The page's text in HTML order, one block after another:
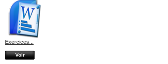
Exercices...
Voir